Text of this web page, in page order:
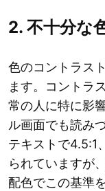
2. 不十分な
色のコントラス
ます。コントラ
常の人に特に影
ル画面でも読み
テキストで4.5:1
られていますが
配色でこの基準